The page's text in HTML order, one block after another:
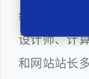
统公职律师
设计师、计
和网站站长